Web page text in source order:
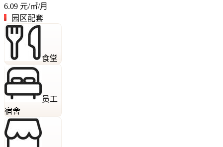
6.09 元/㎡/月
园区配套
食堂
员工
宿舍